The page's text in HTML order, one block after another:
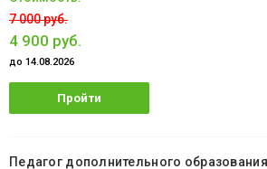
7 000 руб.
4 900 руб.
до 14.08.2026
Пройти
Педагог дополнительного